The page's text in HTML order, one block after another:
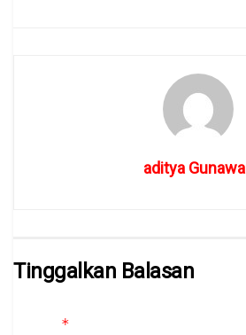
aditya
Tinggalkan Balasan
*